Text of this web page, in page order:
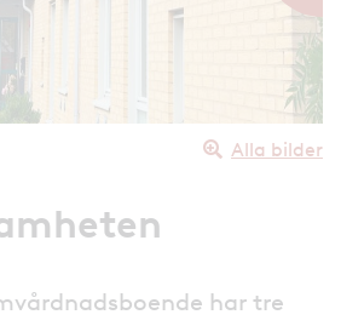
Alla bilder
har tre